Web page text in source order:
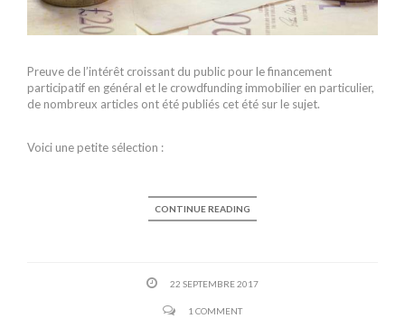
Preuve de l’intérêt croissant du public pour le financement
participatif en général et le crowdfunding immobilier en particulier,
de nombreux articles ont été publiés cet été sur le sujet.
Voici une petite sélection :
CONTINUE READING
22 SEPTEMBRE 2017
1 COMMENT